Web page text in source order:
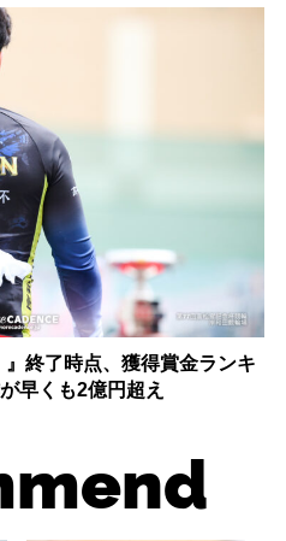
』終了時点、獲得賞金ランキ
早くも2億円超え